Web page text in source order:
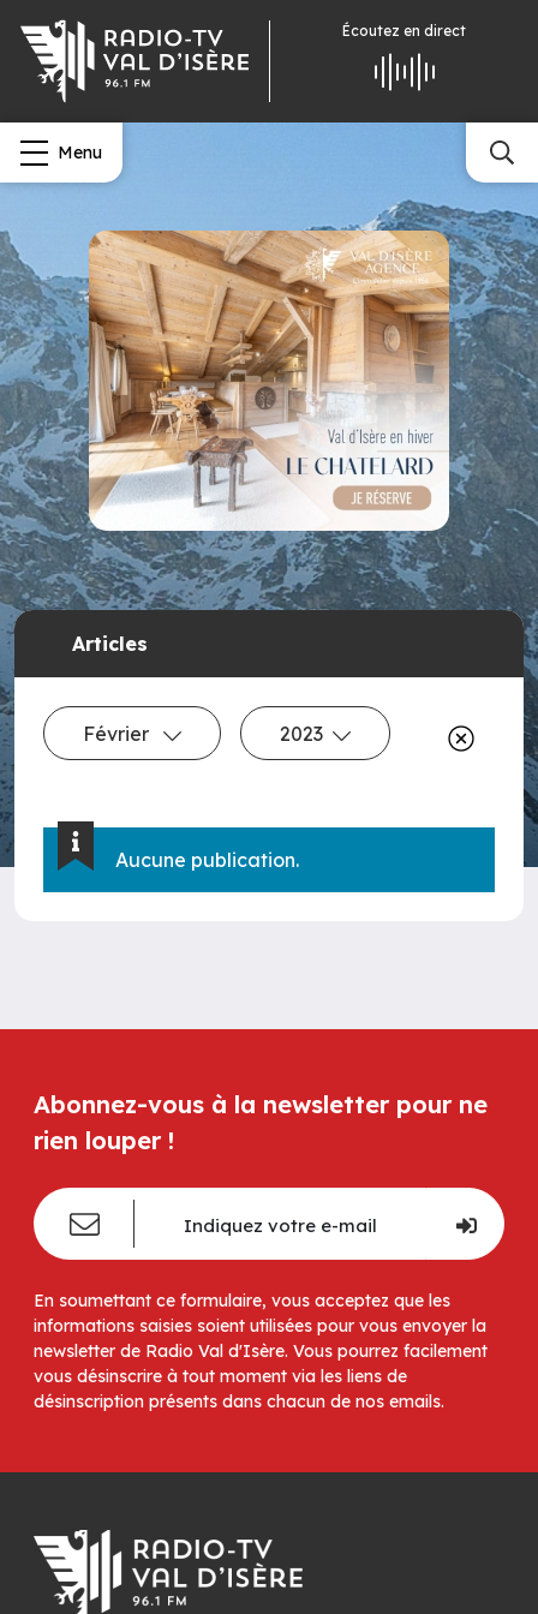
Écoutez en direct
Menu
Articles
Février 2023
Aucune publication.
Abonnez-vous à la newsletter pour ne
rien louper !
En soumettant ce formulaire, vous acceptez que les
informations saisies soient utilisées pour vous envoyer la
newsletter de Radio Val d'Isère. Vous pourrez facilement
vous désinscrire à tout moment via les liens de
désinscription présents dans chacun de nos emails.